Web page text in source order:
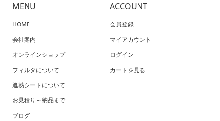
MENU
HOME
会社案内
オンラインショップ
フィルタについて
遮熱シートについて
お見積り～納品まで
ブログ
ACCOUNT
会員登録
マイアカウント
ログイン
カートを見る